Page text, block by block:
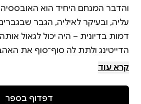
והדבר המנחם היחיד הוא
עליה, ובעיקר לאיליה, הגבר
דמות בדיונית – היה יכול לגאול אותה
הדייטינג ולתת לה סוף־סוף את
קרא עוד
דפדוף בספר